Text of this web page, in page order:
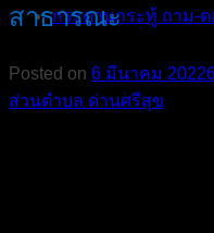
กระดานกระทู้ ถาม-ต
สาธารณะ
Posted on 6 มีนาคม 2022
ส่วนตําบล ด่านศรีสุข